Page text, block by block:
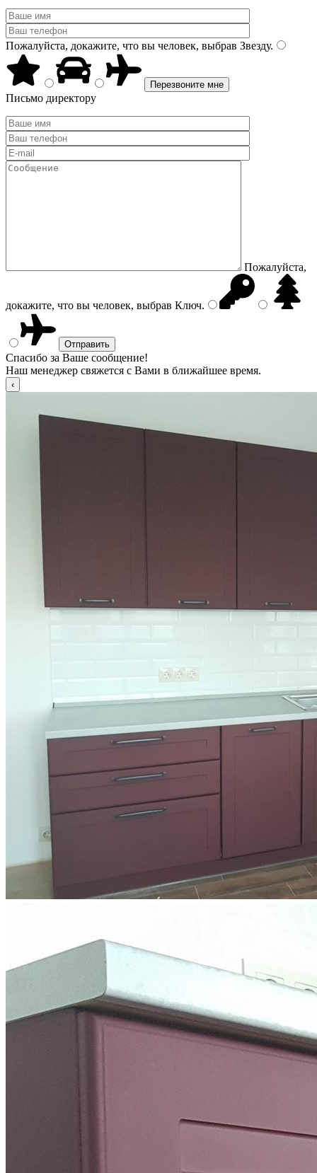
Пожалуйста, докажите, что вы человек, выбрав Звезду.
Письмо директору
Пожалуйста,
докажите, что вы человек, выбрав Ключ.
Спасибо за Ваше сообщение!
Наш менеджер свяжется с Вами в ближайшее время.